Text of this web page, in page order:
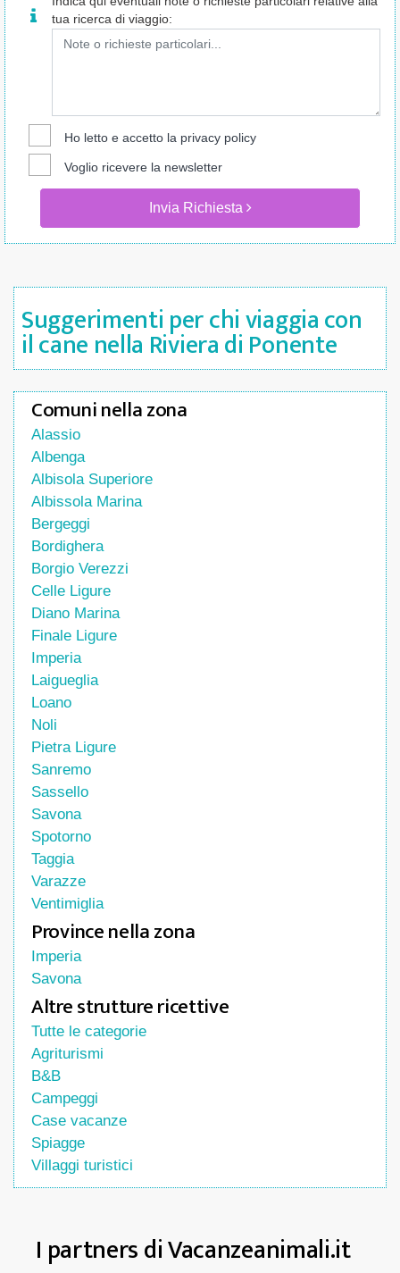
tua ricerca di viaggio:
Ho letto e accetto la privacy policy
Voglio ricevere la newsletter
Invia Richiesta
Suggerimenti per chi viaggia con
il cane nella Riviera di Ponente
Comuni nella zona
Alassio
Albenga
Albisola Superiore
Albissola Marina
Bergeggi
Bordighera
Borgio Verezzi
Celle Ligure
Diano Marina
Finale Ligure
Imperia
Laigueglia
Loano
Noli
Pietra Ligure
Sanremo
Sassello
Savona
Spotorno
Taggia
Varazze
Ventimiglia
Province nella zona
Imperia
Savona
Altre strutture ricettive
Tutte le categorie
Agriturismi
B&B
Campeggi
Case vacanze
Spiagge
Villaggi turistici
I partners di Vacanzeanimali.it